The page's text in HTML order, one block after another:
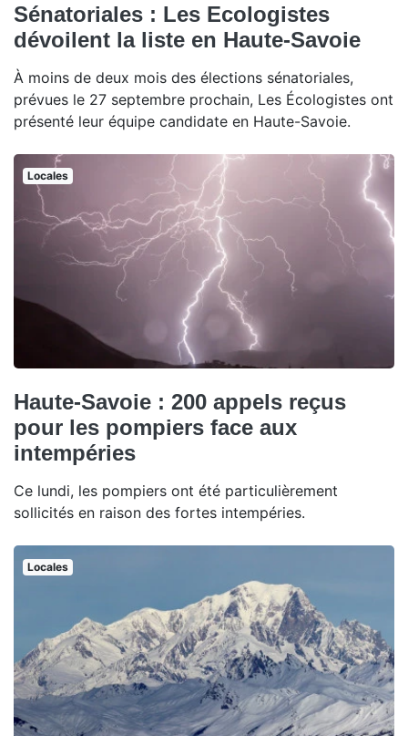
Sénatoriales : Les Ecologistes
dévoilent la liste en Haute-Savoie
À moins de deux mois des élections sénatoriales,
prévues le 27 septembre prochain, Les Écologistes ont
présenté leur équipe candidate en Haute-Savoie.
Locales
Haute-Savoie : 200 appels reçus
pour les pompiers face aux
intempéries
Ce lundi, les pompiers ont été particulièrement
sollicités en raison des fortes intempéries.
Locales